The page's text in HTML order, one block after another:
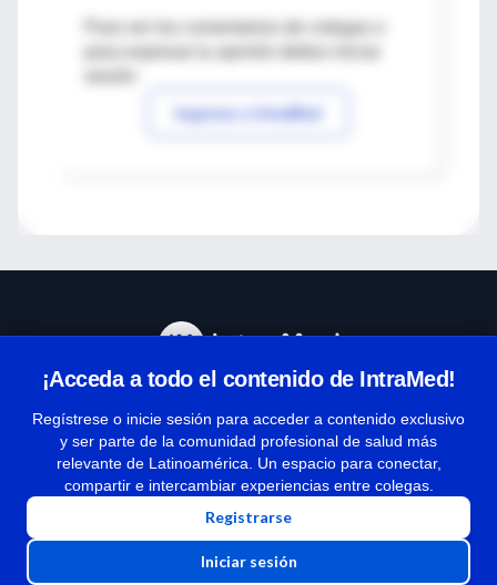
Para ver los comentarios de colegas o
Ingresar a IntraMed
¡Acceda a todo el contenido de IntraMed!
Regístrese o inicie sesión para acceder a contenido exclusivo
y ser parte de la comunidad profesional de salud más
relevante de Latinoamérica. Un espacio para conectar,
compartir e intercambiar experiencias entre colegas.
Registrarse
Iniciar sesión
Términos y condiciones
| Políticas de privacidad
| Todos los derechos reservados | Copyright 1997-2026